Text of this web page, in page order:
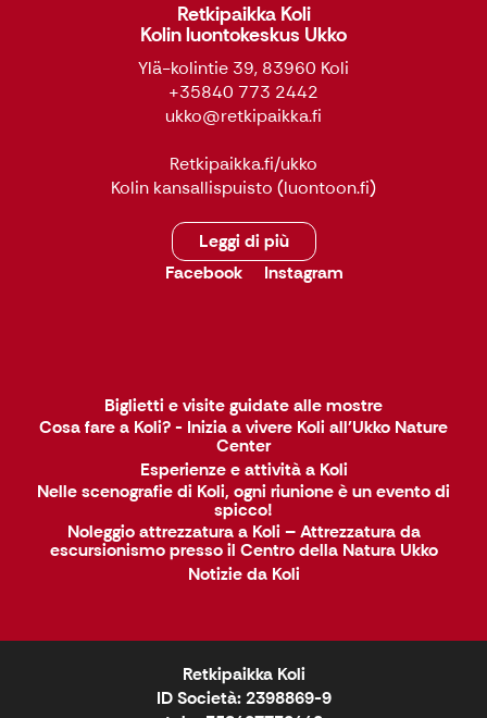
Retkipaikka Koli
Kolin luontokeskus Ukko
Ylä-kolintie 39, 83960 Koli
+35840 773 2442
ukko@retkipaikka.fi
Retkipaikka.fi/ukko
Kolin kansallispuisto (luontoon.fi)
Leggi di più
Facebook
Instagram
Biglietti e visite guidate alle mostre
Cosa fare a Koli? - Inizia a vivere Koli all'Ukko Nature
Center
Esperienze e attività a Koli
Nelle scenografie di Koli, ogni riunione è un evento di
spicco!
Noleggio attrezzatura a Koli – Attrezzatura da
escursionismo presso il Centro della Natura Ukko
Notizie da Koli
Retkipaikka Koli
ID Società: 2398869-9